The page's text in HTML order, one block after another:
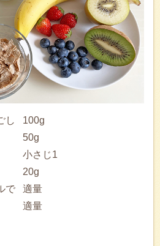
し
で
100g
50g
小さじ1
20g
適量
適量